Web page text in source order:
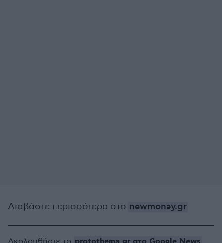
Διαβάστε περισσότερα στο newmoney.gr